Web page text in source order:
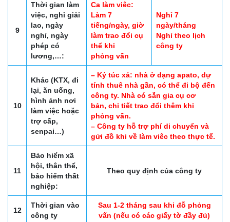
9
Thời gian làm
việc, nghỉ giải
lao, ngày
nghỉ, ngày
phép có
lương,…:
Ca làm viêc:
Làm 7
tiếng/ngày, giờ
làm trao đổi cụ
thể khi
phỏng vấn
Nghỉ 7
ngày/tháng
Nghỉ theo lịch
công ty
10
Khác (KTX, đi
lại, ăn uống,
hình ảnh nơi
làm việc hoặc
trợ cấp,
senpai…)
– Ký túc xá: nhà ở dạng apato, dự
tính thuê nhà gần, có thể đi bộ đến
công ty. Nhà có sẵn gia cụ cơ
bản, chi tiết trao đổi thêm khi
phỏng vấn.
– Công ty hỗ trợ phí di chuyển và
gửi đồ khi về làm viêc theo thực tế.
11
Bảo hiểm xã
hội, thân thể,
bảo hiểm thất
nghiệp:
Theo quy định của công ty
12
Thời gian vào
công ty
Sau 1-2 tháng sau khi đỗ phỏng
vấn (nếu có các giấy tờ đầy đủ)